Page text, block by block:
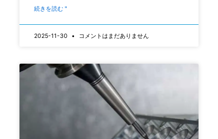
続きを読む "
2025-11-30 コメントはまだありません